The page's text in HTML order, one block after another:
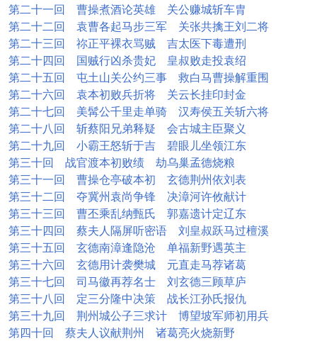
第二十一回 曹操煮酒论英雄 关公赚城斩车胄
第二十二回 袁曹各起马步三军 关张共擒王刘二将
第二十三回 祢正平裸衣骂贼 吉太医下毒遭刑
第二十四回 国贼行凶杀贵妃 皇叔败走投袁绍
第二十五回 屯土山关公约三事 救白马曹操解重围
第二十六回 袁本初败兵折将 关云长挂印封金
第二十七回 美髯公千里走单骑 汉寿侯五关斩六将
第二十八回 斩蔡阳兄弟释疑 会古城主臣聚义
第二十九回 小霸王怒斩于吉 碧眼儿坐领江东
第三十回 战官渡本初败绩 劫乌巢孟德烧粮
第三十一回 曹操仓亭破本初 玄德荆州依刘表
第三十二回 夺冀州袁尚争锋 决漳河许攸献计
第三十三回 曹丕乘乱纳甄氏 郭嘉遗计定辽东
第三十四回 蔡夫人隔屏听密语 刘皇叔跃马过檀溪
第三十五回 玄德南漳逢隐沧 单福新野遇英主
第三十六回 玄德用计袭樊城 元直走马荐诸葛
第三十七回 司马徽再荐名士 刘玄德三顾草庐
第三十八回 定三分隆中决策 战长江孙氏报仇
第三十九回 荆州城公子三求计 博望坡军师初用兵
第四十回 蔡夫人议献荆州 诸葛亮火烧新野